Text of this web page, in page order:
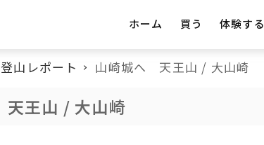
ホーム 買う 体験する
登山レポート 山崎城へ 天王山 / 大山崎
王山 / 大山崎